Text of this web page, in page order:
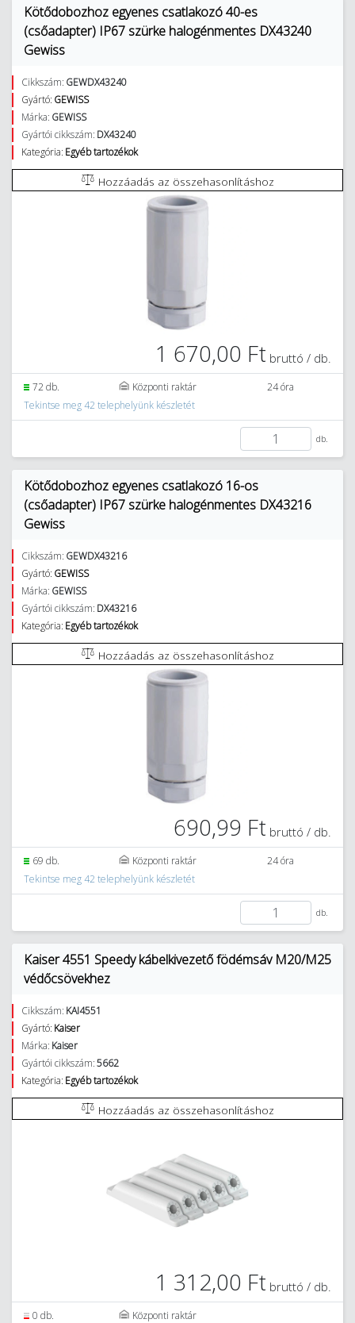
Kötődobozhoz egyenes csatlakozó 40-es
(csőadapter) IP67 szürke halogénmentes DX43240
Gewiss
Cikkszám: GEWDX43240
Gyártó: GEWISS
Márka: GEWISS
Gyártói cikkszám: DX43240
Kategória: Egyéb tartozékok
Hozzáadás az összehasonlításhoz
1 670,00 Ft bruttó / db.
72 db. Központi raktár
24 óra
Tekintse meg 42 telephelyünk készletét
db.
Kötődobozhoz egyenes csatlakozó 16-os
(csőadapter) IP67 szürke halogénmentes DX43216
Gewiss
Cikkszám: GEWDX43216
Gyártó: GEWISS
Márka: GEWISS
Gyártói cikkszám: DX43216
Kategória: Egyéb tartozékok
Hozzáadás az összehasonlításhoz
690,99 Ft bruttó / db.
69 db. Központi raktár
24 óra
Tekintse meg 42 telephelyünk készletét
db.
Kaiser 4551 Speedy kábelkivezető födémsáv M20/M25
védőcsövekhez
Cikkszám: KAI4551
Gyártó: Kaiser
Márka: Kaiser
Gyártói cikkszám:5662
Kategória: Egyéb tartozékok
Hozzáadás az összehasonlításhoz
1 312,00 Ft bruttó / db.
0 db.
Központi raktár